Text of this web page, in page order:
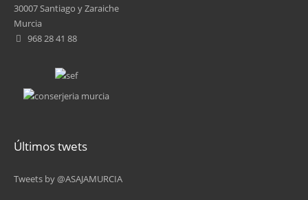
30007 Santiago y Zaraiche
Murcia
968 28 41 88
Últimos twets
Tweets by @ASAJAMURCIA